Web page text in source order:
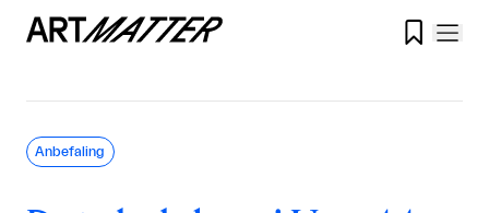

Anbefaling